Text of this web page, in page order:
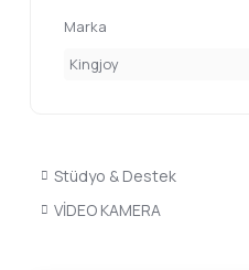
Marka
Kingjoy
Stüdyo & Destek
VİDEO KAMERA